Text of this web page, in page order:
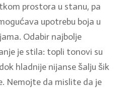
prostora u stanu, pa
upotrebu boja u
Odabir najbolje
je stila: topli tonovi su
hladnije nijanse šalju šik
Nemojte da mislite da je